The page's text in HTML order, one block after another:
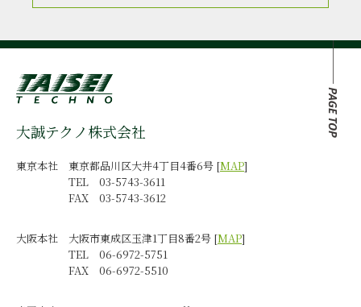
大誠テクノ株式会社
東京本社 東京都品川区大井4丁目4番6号 [MAP]
TEL 03-5743-3611
FAX 03-5743-3612
大阪本社 大阪市東成区玉津1丁目8番2号 [MAP]
TEL 06-6972-5751
FAX 06-6972-5510